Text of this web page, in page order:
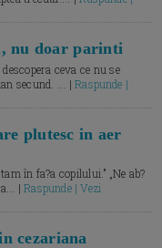
nu doar parinti
ceva ce nu se
secund. ... |Raspunde |
plutesc in aer
în fa?a copilului.” „Ne ab?
|Raspunde | Vezi
cezariana